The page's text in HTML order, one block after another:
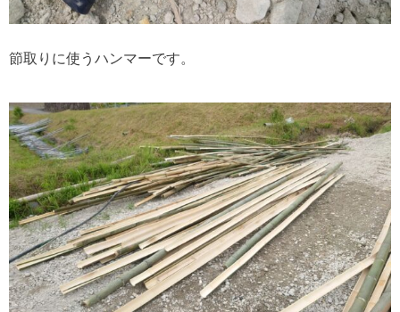
節取りに使うハンマーです。